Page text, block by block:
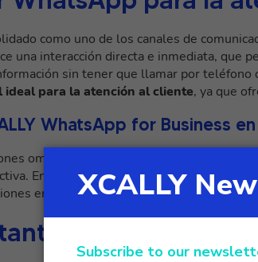
como uno de los canales de
una interacción directa e inmediata, que
sin tener que llamar por teléfono
ideal para la atención al cliente, ya que
WhatsApp for Business
omnicanal, ha integrado WhatsApp en
En concreto, XCALLY utiliza XCALLY
en WhatsApp de forma eficaz e
características y